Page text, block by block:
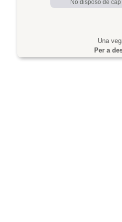
No disposo de
Una
Per a